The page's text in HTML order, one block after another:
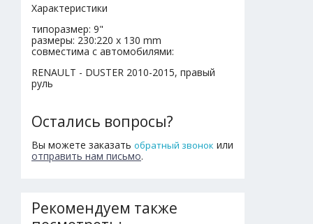
Характеристики
типоразмер: 9"
размеры: 230:220 x 130 mm
совместима с автомобилями:
RENAULT - DUSTER 2010-2015, правый
руль
Остались вопросы?
Вы можете заказать обратный звонок или
отправить нам письмо.
Рекомендуем также